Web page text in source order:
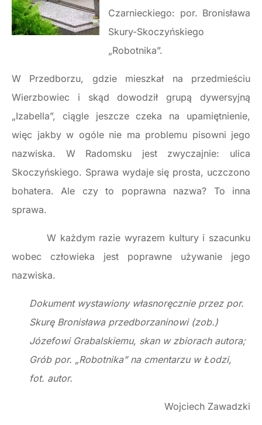
Czarnieckiego: por. Bronisława
Skury-Skoczyńskiego
„Robotnika”.
W Przedborzu, gdzie mieszkał na przedmieściu
Wierzbowiec i skąd dowodził grupą dywersyjną
„Izabella”, ciągle jeszcze czeka na upamiętnienie,
więc jakby w ogóle nie ma problemu pisowni jego
nazwiska. W Radomsku jest zwyczajnie: ulica
Skoczyńskiego. Sprawa wydaje się prosta, uczczono
bohatera. Ale czy to poprawna nazwa? To inna
sprawa.
W każdym razie wyrazem kultury i szacunku
wobec człowieka jest poprawne używanie jego
nazwiska.
Dokument wystawiony własnoręcznie przez por.
Skurę Bronisława przedborzaninowi (zob.)
Józefowi Grabalskiemu, skan w zbiorach autora;
Grób por. „Robotnika” na cmentarzu w Łodzi,
fot. autor.
Wojciech Zawadzki